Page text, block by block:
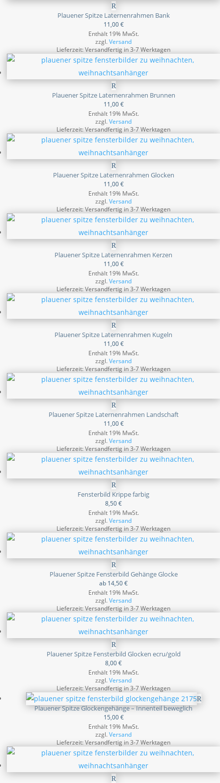
Plauener Spitze Laternenrahmen Bank
11,00€
Enthält 19% MwSt.
zzgl.Versand
Lieferzeit: Versandfertig in 3-7 Werktagen
Plauener Spitze Laternenrahmen Brunnen
11,00€
Enthält 19% MwSt.
zzgl.Versand
Lieferzeit: Versandfertig in 3-7 Werktagen
Plauener Spitze Laternenrahmen Glocken
11,00€
Enthält 19% MwSt.
zzgl.Versand
Lieferzeit: Versandfertig in 3-7 Werktagen
Plauener Spitze Laternenrahmen Kerzen
11,00€
Enthält 19% MwSt.
zzgl.Versand
Lieferzeit: Versandfertig in 3-7 Werktagen
Plauener Spitze Laternenrahmen Kugeln
11,00€
Enthält 19% MwSt.
zzgl.Versand
Lieferzeit: Versandfertig in 3-7 Werktagen
Plauener Spitze Laternenrahmen Landschaft
11,00€
Enthält 19% MwSt.
zzgl.Versand
Lieferzeit: Versandfertig in 3-7 Werktagen
Fensterbild Krippe farbig
8,50€
Enthält 19% MwSt.
zzgl.Versand
Lieferzeit: Versandfertig in 3-7 Werktagen
Plauener Spitze Fensterbild Gehänge Glocke
ab 14,50€
Enthält 19% MwSt.
zzgl.Versand
Lieferzeit: Versandfertig in 3-7 Werktagen
Plauener Spitze Fensterbild Glocken ecru/gold
8,00€
Enthält 19% MwSt.
zzgl.Versand
Lieferzeit: Versandfertig in 3-7 Werktagen
Plauener Spitze Glockengehänge – Innenteil beweglich
15,00€
Enthält 19% MwSt.
zzgl.Versand
Lieferzeit: Versandfertig in 3-7 Werktagen